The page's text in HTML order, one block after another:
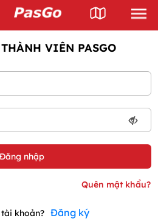
VIÊN PASGO
khoản? Đăng ký